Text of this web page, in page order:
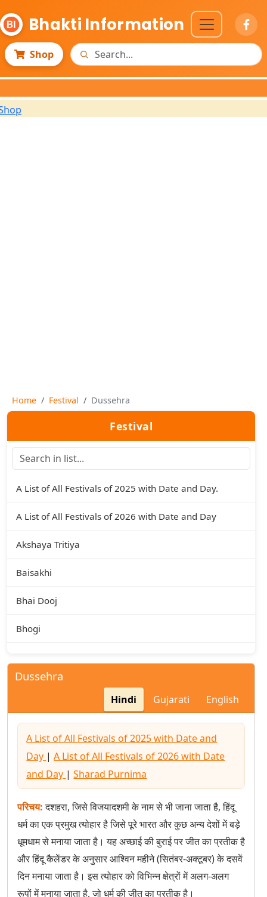
Bhakti Information
Shop
Home Festival Dussehra
Festival
A List of All Festivals of 2025 with Date and Day.
A List of All Festivals of 2026 with Date and Day
Akshaya Tritiya
Baisakhi
Bhai Dooj
Bhogi
Diwali
Dussehra
Ganesh Chaturthi
Guru Nanak Jayanti
Guru Purnima
Hanuman Jayanti
Dussehra
Hindi Gujarati English
A List of All Festivals of 2025 with Date and
Day |A List of All Festivals of 2026 with Date
and Day |Sharad Purnima
परिचय:दशहरा, जिसे विजयादशमी के नाम से भी जाना जाता है, हिंदू
धर्म का एक प्रमुख त्योहार है जिसे पूरे भारत और कुछ अन्य देशों में बड़े
धूमधाम से मनाया जाता है। यह अच्छाई की बुराई पर जीत का प्रतीक है
और हिंदू कैलेंडर के अनुसार आश्विन महीने (सितंबर-अक्टूबर) के दसवें
दिन मनाया जाता है। इस त्योहार को विभिन्न क्षेत्रों में अलग-अलग
रूपों में मनाया जाता है, जो धर्म की जीत का प्रतीक है।